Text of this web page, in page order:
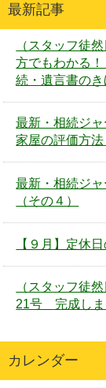
最新記事
（スタッフ徒
方でもわかる
続・遺言書のき
最新・相続ジ
家屋の評価方法
最新・相続ジ
（その４）
【９月】定休
（スタッフ徒
21号 完成しま
カレンダー